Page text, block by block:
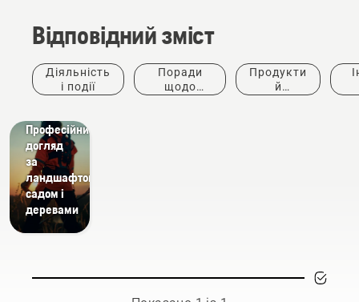
Відповідний зміст
Діяльність
і події
Поради
щодо
Продукти
й
Професійний
догляд
за
ландшафтом,
садом і
деревами